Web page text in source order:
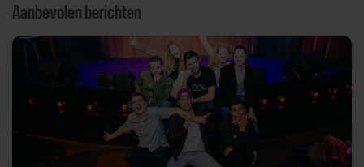
Aanbevolen berichten